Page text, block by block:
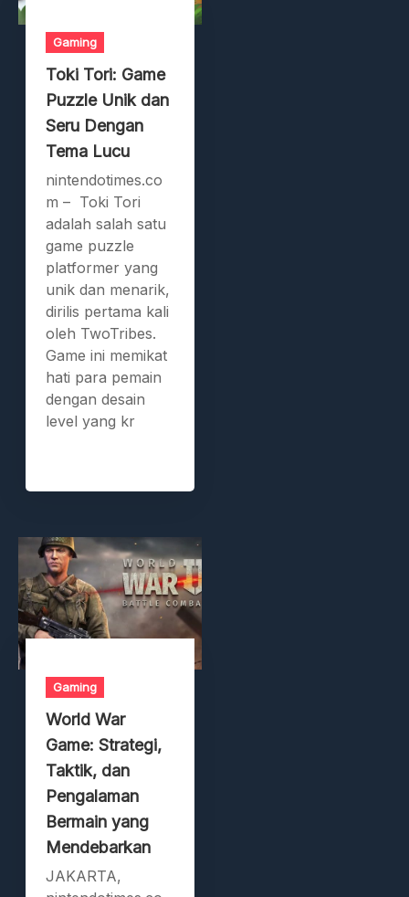
Gaming
Toki Tori: Game
Puzzle Unik dan
Seru Dengan
Tema Lucu
nintendotimes.co
m – Toki Tori
adalah salah satu
game puzzle
platformer yang
unik dan menarik,
dirilis pertama kali
oleh TwoTribes.
Game ini memikat
hati para pemain
dengan desain
level yang kr
Gaming
World War
Game: Strategi,
Taktik, dan
Pengalaman
Bermain yang
Mendebarkan
JAKARTA,